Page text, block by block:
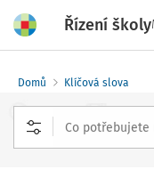
Řízení školy
Domů Klíčová slova